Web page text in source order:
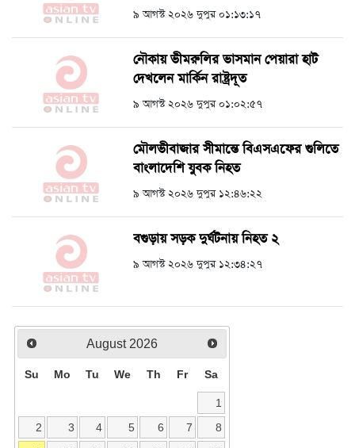
৯ আগস্ট ২০২৬ দুপুর ০১:১৩:১৭
নৌকায় ভীমরুলির ভাসমান পেয়ারা হাট
দেখলেন মার্কিন রাষ্ট্রদূত
৯ আগস্ট ২০২৬ দুপুর ০১:০২:৫৭
মৌলভীবাজার সীমান্তে বিএসএফের গুলিতে
বাংলাদেশি যুবক নিহত
৯ আগস্ট ২০২৬ দুপুর ১২:৪৬:২২
বগুড়ায় সড়ক দুর্ঘটনায় নিহত ২
৯ আগস্ট ২০২৬ দুপুর ১২:৩৪:২৭
August 2026
Su Mo Tu We Th Fr Sa
1
2
3 4 5 6 7
8